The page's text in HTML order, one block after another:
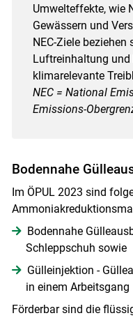
Umwelteffekte, wie
Gewässern und
NEC-Ziele
Luftreinhaltung
klimarelevante
NEC = National
Emissions-
Bodennahe
Im ÖPUL 2023 sind
Bodennahe
Schleppschuh sowie
Gülleinjektion -
in einem Arbeitsgang
Förderbar sind die